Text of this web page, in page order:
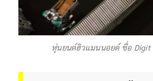
หุ่นยนต์ฮิวแมนนอยด์ ชื่อ Digit